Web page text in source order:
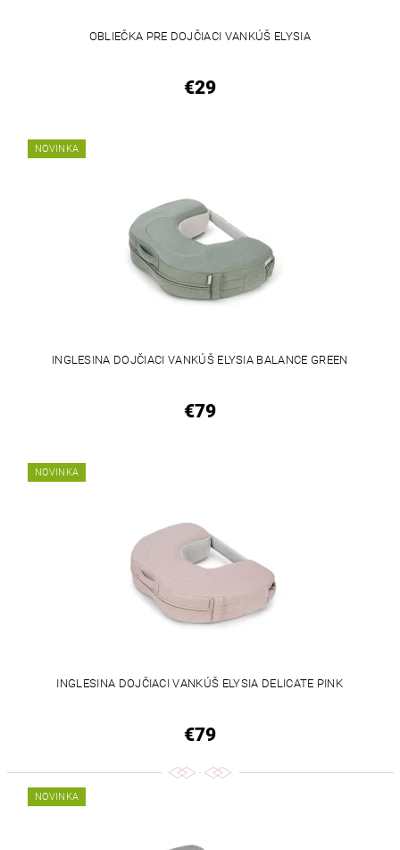
OBLIEČKA PRE DOJČIACI VANKÚŠ ELYSIA
€29
NOVINKA
INGLESINA DOJČIACI VANKÚŠ ELYSIA BALANCE GREEN
€79
NOVINKA
INGLESINA DOJČIACI VANKÚŠ ELYSIA DELICATE PINK
€79
NOVINKA